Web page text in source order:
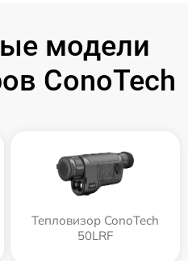
модели
ConoTech
Тепловизор ConoTech
50LRF